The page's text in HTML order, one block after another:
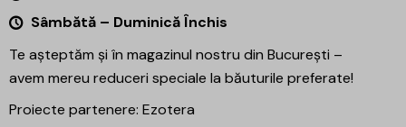
Sâmbătă – Duminică Închis
Te așteptăm și în magazinul nostru din București –
avem mereu reduceri speciale la băuturile preferate!
Proiecte partenere: Ezotera